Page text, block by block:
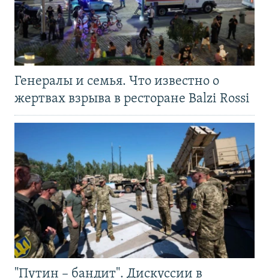
Генералы и семья. Что известно о
жертвах взрыва в ресторане Balzi Rossi
"Путин – бандит". Дискуссии в